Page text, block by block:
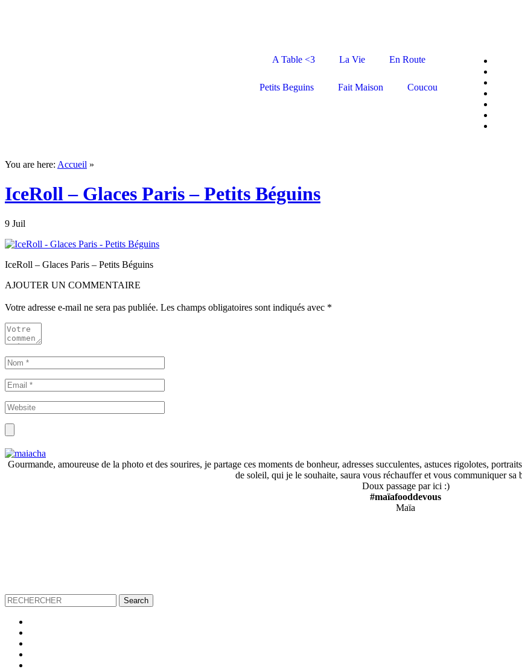
A Table <3 La Vie En Route
Petits Beguins Fait Maison Coucou
You are here: Accueil »
IceRoll – Glaces Paris – Petits Béguins
9 Juil
IceRoll – Glaces Paris – Petits Béguins
AJOUTER UN COMMENTAIRE
Votre adresse e-mail ne sera pas publiée. Les champs obligatoires sont indiqués avec *
Gourmande, amoureuse de la photo et des sourires, je partage ces moments de bonheur, adresses succulentes, astuces rigolotes,
de soleil, qui je le souhaite, saura vous réchauffer et vous communiquer sa
Doux passage par ici :)
#maïafooddevous
Maïa